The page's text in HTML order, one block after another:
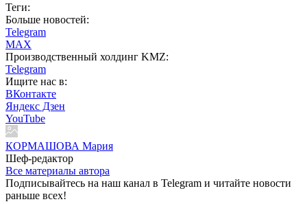
Теги:
Больше новостей:
Telegram
MAX
Производственный холдинг KMZ:
Telegram
Ищите нас в:
ВКонтакте
Яндекс Дзен
YouTube
КОРМАШОВА Мария
Шеф-редактор
Все материалы автора
Подписывайтесь на наш канал в Telegram и читайте новости
раньше всех!